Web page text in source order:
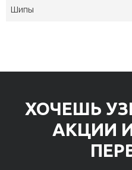
Шипы
ХОЧЕШЬ
АКЦИИ